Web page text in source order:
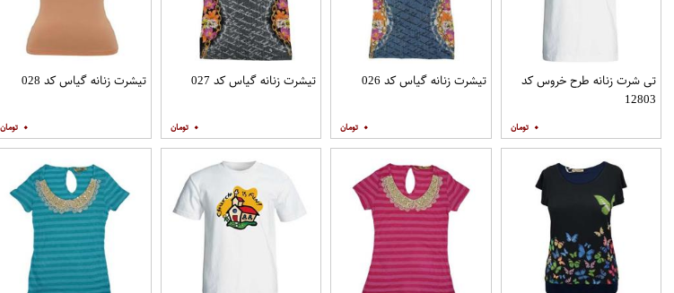
تی شرت زنانه طرح خروس کد
12803
۰
تیشرت زنانه گیاس کد 026
۰
تیشرت زنانه گیاس کد 027
۰
تیشرت زنانه گیاس کد 028
۰